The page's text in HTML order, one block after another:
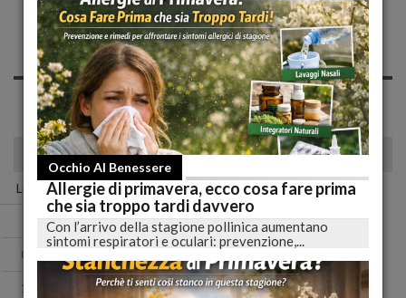
Notizie di Mercoledì, 23
Marzo 2022
Spiacente, non sono presenti news nell'archivio per questo
giorno!
marzo 2022
Lun Mar Mer Gio Ven Sab Dom
01 02 03 04 05 06
07
14 15 16 17 18 19 20
Occhio Al Benessere
Allergie di primavera, ecco cosa fare prima
che sia troppo tardi davvero
Con l’arrivo della stagione pollinica aumentano
sintomi respiratori e oculari: prevenzione,...